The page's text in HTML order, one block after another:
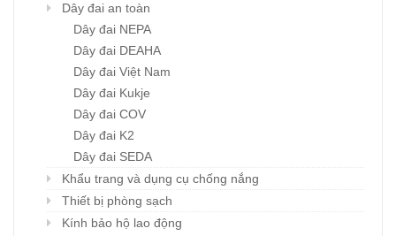
Dây đai an toàn
Dây đai NEPA
Dây đai DEAHA
Dây đai Việt Nam
Dây đai Kukje
Dây đai COV
Dây đai K2
Dây đai SEDA
Khẩu trang và dụng cụ chống nắng
Thiết bị phòng sạch
Kính bảo hộ lao động